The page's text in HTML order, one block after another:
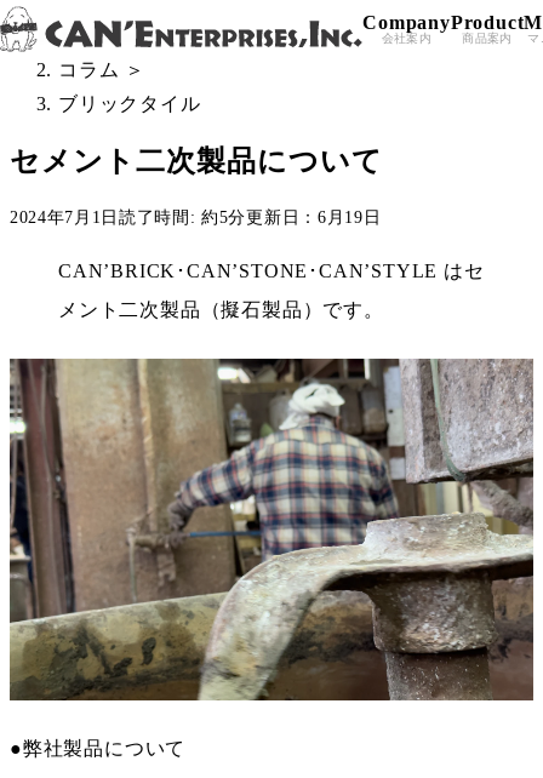
Skip to content
Company
会社案内
Product
商品案内 マ
All Posts ＞
コラム
＞
ブリックタイル
セメント二次製品について
2024年7月1日読了時間: 約5分更新日：6月19日
CAN’BRICK･CAN’STONE･CAN’STYLE はセ
メント二次製品（擬石製品）です。
●弊社製品について